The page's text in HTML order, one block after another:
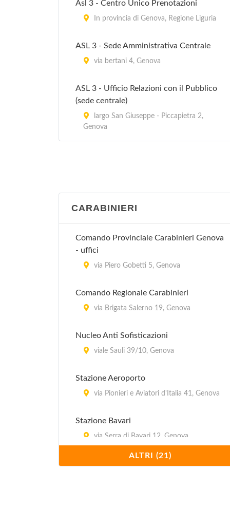
Asl 3 - Centro Unico Prenotazioni
In provincia di Genova, Regione Liguria
ASL 3 - Sede Amministrativa Centrale
via bertani 4, Genova
ASL 3 - Ufficio Relazioni con il Pubblico
(sede centrale)
largo San Giuseppe - Piccapietra 2,
Genova
CARABINIERI
Comando Provinciale Carabinieri Genova
- uffici
via Piero Gobetti 5, Genova
Comando Regionale Carabinieri
via Brigata Salerno 19, Genova
Nucleo Anti Sofisticazioni
viale Sauli 39/10, Genova
Stazione Aeroporto
via Pionieri e Aviatori d'Italia 41, Genova
Stazione Bavari
via Serra di Bavari 12, Genova
ALTRI (21)